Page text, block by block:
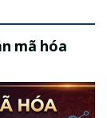
mã hóa